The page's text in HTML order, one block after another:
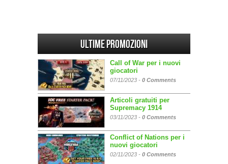
Ultime promozioni
Call of War per i nuovi
giocatori
07/11/2023 - 0 Comments
Articoli gratuiti per
Supremacy 1914
03/11/2023 - 0 Comments
Conflict of Nations per i
nuovi giocatori
02/11/2023 - 0 Comments